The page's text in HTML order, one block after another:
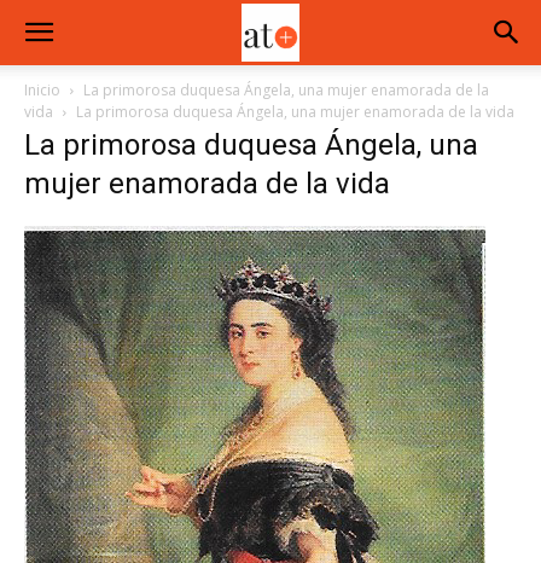
Inicio
La primorosa duquesa Ángela, una mujer enamorada de la
vida
La primorosa duquesa Ángela, una mujer enamorada de la vida
La primorosa duquesa Ángela, una
mujer enamorada de la vida